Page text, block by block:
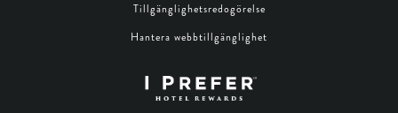
Tillgänglighetsredogörelse
Hantera webbtillgänglighet